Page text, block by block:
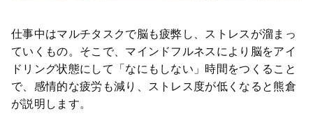
仕事中はマルチタスクで脳も疲弊し、ストレスが溜まっ
ていくもの。そこで、マインドフルネスにより脳をアイ
ドリング状態にして「なにもしない」時間をつくること
で、感情的な疲労も減り、ストレス度が低くなると熊倉
が説明します。